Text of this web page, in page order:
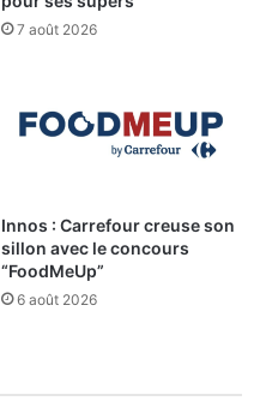
7 août 2026
Innos : Carrefour creuse son
sillon avec le concours
“FoodMeUp”
6 août 2026